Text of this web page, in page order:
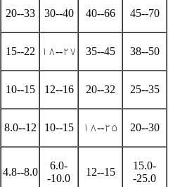
20--33 30--40 40--66 45--70
15--22 ۱۸--۲۷ 35--45 38--50
10--15 12--16 20--32 25--35
8.0--12 10--15 ۱۸--۲۵ 20--30
4.8--8.0
6.0-
-10.0
12--15
15.0-
-25.0